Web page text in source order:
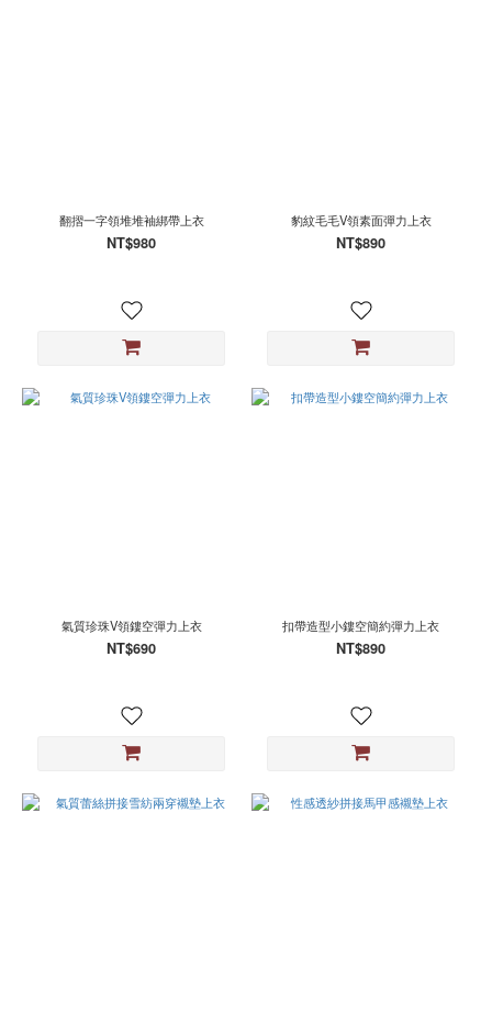
翻摺一字領堆堆袖綁帶上衣
NT$980
豹紋毛毛V領素面彈力上衣
NT$890
氣質珍珠V領鏤空彈力上衣
NT$690
扣帶造型小鏤空簡約彈力上衣
NT$890